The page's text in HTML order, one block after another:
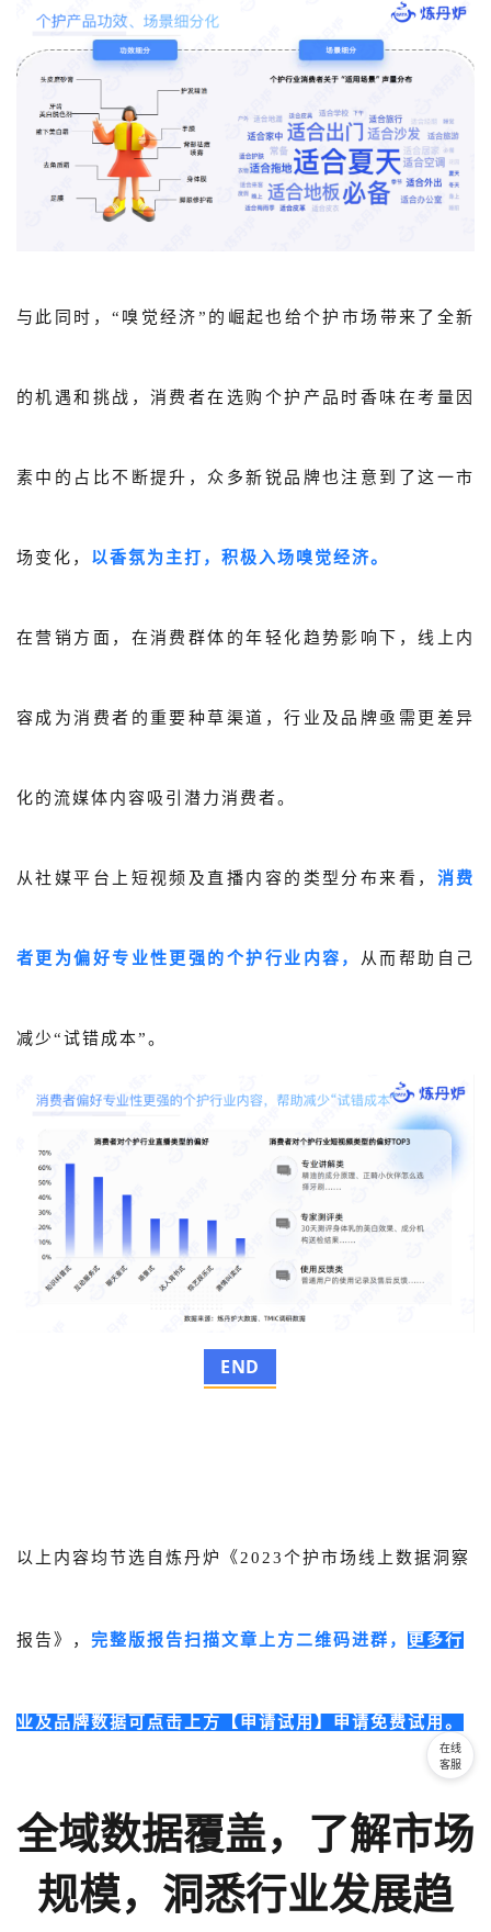
与此同时，“嗅觉经济”的崛起也给个护市场带来了全新
的机遇和挑战，消费者在选购个护产品时香味在考量因
素中的占比不断提升，众多新锐品牌也注意到了这一市
场变化， 以香氛为主打，积极入场嗅觉经济。
在营销方面，在消费群体的年轻化趋势影响下，线上内
容成为消费者的重要种草渠道，行业及品牌亟需更差异
化的流媒体内容吸引潜力消费者。
从社媒平台上短视频及直播内容的类型分布来看， 消费
者更为偏好专业性更强的个护行业内容， 从而帮助自己
减少“试错成本”。
END
以上内容均节选自炼丹炉《 2023个护市场线上数据洞察
报告》， 完整版报告扫描文章上方二维码进群， 更多行
业及品牌数据可点击上方【申请试用】申请免费试用。
全域数据覆盖，了解市场
规模，洞悉行业发展趋
在线
客服